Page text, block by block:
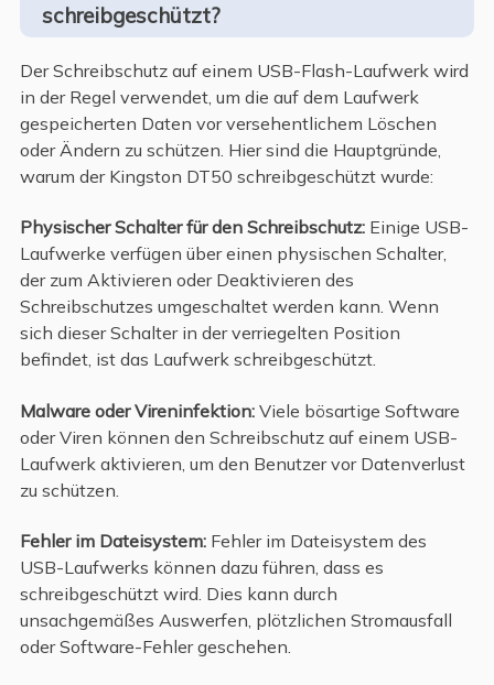
schreibgeschützt?
Der Schreibschutz auf einem USB-Flash-Laufwerk wird
in der Regel verwendet, um die auf dem Laufwerk
gespeicherten Daten vor versehentlichem Löschen
oder Ändern zu schützen. Hier sind die Hauptgründe,
warum der Kingston DT50 schreibgeschützt wurde:
Physischer Schalter für den Schreibschutz:Einige USB-
Laufwerke verfügen über einen physischen Schalter,
der zum Aktivieren oder Deaktivieren des
Schreibschutzes umgeschaltet werden kann. Wenn
sich dieser Schalter in der verriegelten Position
befindet, ist das Laufwerk schreibgeschützt.
Malware oder Vireninfektion:Viele bösartige Software
oder Viren können den Schreibschutz auf einem USB-
Laufwerk aktivieren, um den Benutzer vor Datenverlust
zu schützen.
Fehler im Dateisystem: Fehler im Dateisystem des
USB-Laufwerks können dazu führen, dass es
schreibgeschützt wird. Dies kann durch
unsachgemäßes Auswerfen, plötzlichen Stromausfall
oder Software-Fehler geschehen.